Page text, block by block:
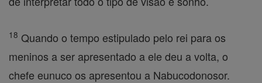
18 Quando o tempo estipulado pelo rei para os
meninos a ser apresentado a ele deu a volta, o
chefe eunuco os apresentou a Nabucodonosor.